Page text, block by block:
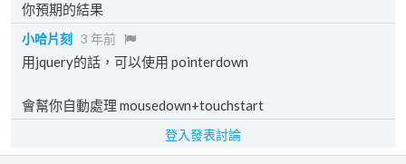
你預期的結果
小哈片刻 3 年前
用jquery的話，可以使用 pointerdown
會幫你自動處理 mousedown+touchstart
登入發表討論